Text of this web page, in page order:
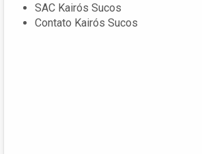
SAC Kairós Sucos
Contato Kairós Sucos